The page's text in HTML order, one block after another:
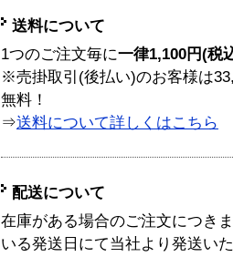
送料について
1つのご注文毎に一律1,100円(税
※売掛取引(後払い)のお客様は
無料！
⇒送料について詳しくはこちら
配送について
在庫がある場合のご注文につき
いる発送日にて当社より発送い